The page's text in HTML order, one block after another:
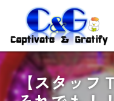
【スタッフ